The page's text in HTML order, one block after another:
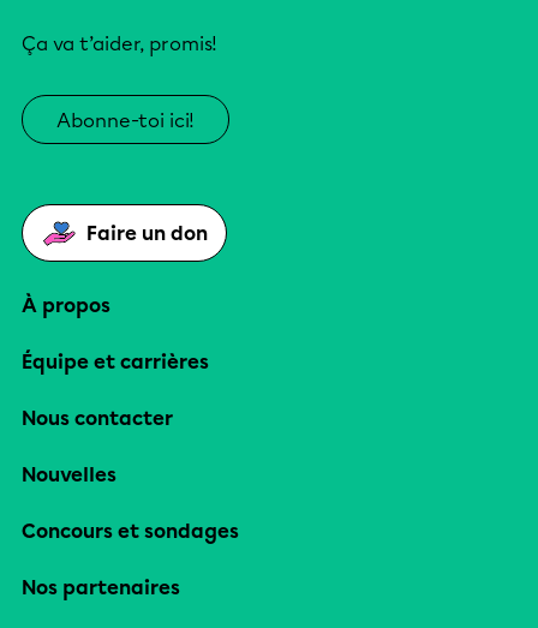
Ça va t’aider, promis!
Abonne-toi ici!
Faire un don
À propos
Équipe et carrières
Nous contacter
Nouvelles
Concours et sondages
Nos partenaires